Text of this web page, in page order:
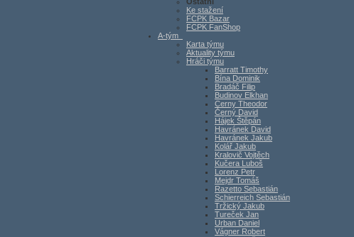
Ke stažení
FCPK Bazar
FCPK FanShop
A-tým
Karta týmu
Aktuality týmu
Hráči týmu
Barratt Timothy
Bína Dominik
Bradáč Filip
Budinov Elkhan
Cerny Theodor
Černý David
Hájek Štěpán
Havránek David
Havránek Jakub
Kolář Jakub
Kralovič Vojtěch
Kučera Luboš
Lorenz Petr
Mejdr Tomáš
Razetto Sebastián
Schierreich Sebastián
Tržický Jakub
Tureček Jan
Urban Daniel
Vágner Robert